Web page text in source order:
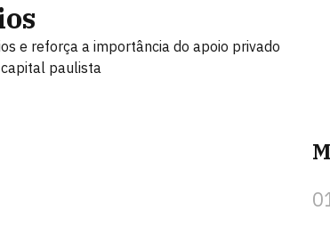
e reforça a importância do apoio privado
paulista